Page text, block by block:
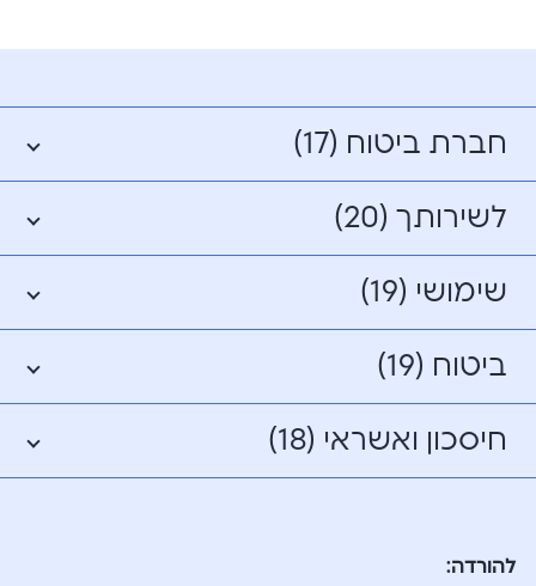
חברת ביטוח (17)
לשירותך (20)
שימושי (19)
ביטוח (19)
חיסכון ואשראי (18)
להורדה: